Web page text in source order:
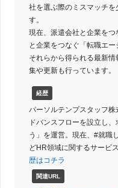
社を選ぶ際のミスマッチを
す。
現在、派遣会社と企業を
と企業をつなぐ「転職エー
それらから得られる最新
集や更新も行っています。
経歴
パーソルテンプスタッフ
ドバンスフローを設立し
う」を運営。現在、#就職
どHR領域に関するサービ
歴はコチラ
関連URL